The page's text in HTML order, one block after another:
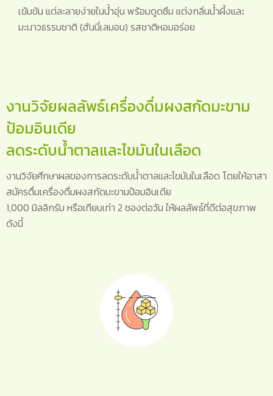
เข้มข้น แต่ละลายง่ายในน้ำอุ่น พร้อมดูดซึม แต่งกลิ่นน้ำผึ้งและ
มะนาวธรรมชาติ (ฮันนี่เลมอน) รสชาติหอมอร่อย
งานวิจัยผลลัพธ์เครื่องดื่มผงสกัดมะขาม
ป้อมอินเดีย
ลดระดับน้ำตาลและไขมันในเลือด
งานวิจัยศึกษาผลของการลดระดับน้ำตาลและไขมันในเลือด โดยให้อาสา
สมัครดื่มเครื่องดื่มผงสกัดมะขามป้อมอินเดีย
1,000 มิลลิกรัม หรือเทียบเท่า 2 ซองต่อวัน ให้ผลลัพธ์ที่ดีต่อสุขภาพ
ดังนี้